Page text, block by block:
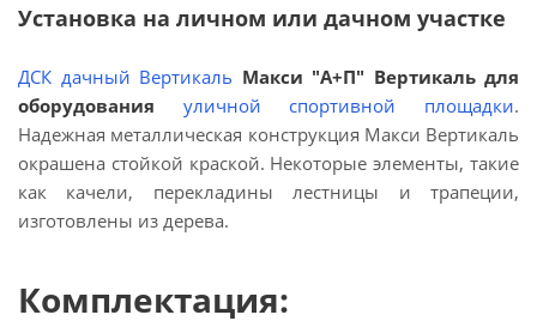
Установка на личном или дачном участке
ДСК дачный Вертикаль Макси "А+П" Вертикаль для
оборудования уличной спортивной площадки.
Надежная металлическая конструкция Макси Вертикаль
окрашена стойкой краской. Некоторые элементы, такие
как качели, перекладины лестницы и трапеции,
изготовлены из дерева.
Комплектация: